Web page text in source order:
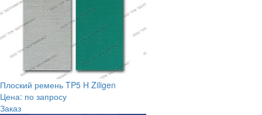
Плоский ремень TP5 H Ziligen
Цена: по запросу
Заказ